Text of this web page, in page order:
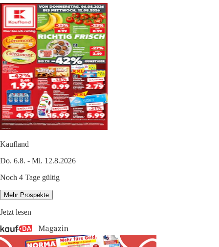
Kaufland
Do. 6.8. - Mi. 12.8.2026
Noch 4 Tage gültig
Mehr Prospekte
Jetzt lesen